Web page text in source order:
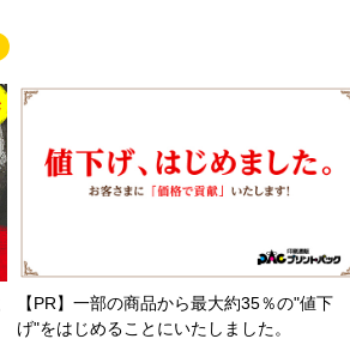
【PR】一部の商品から最大約35％の"値下
げ"をはじめることにいたしました。